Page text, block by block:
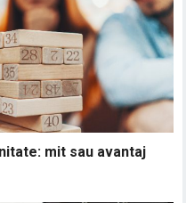
mit sau avantaj